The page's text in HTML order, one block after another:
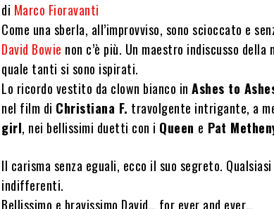
di Marco Fioravanti
Come una sberla, all’improvviso, sono scioccato e
David Bowie non c’è più. Un maestro indiscusso della
quale tanti si sono ispirati.
Lo ricordo vestito da clown bianco inAshes to
nel film di Christiana F. travolgente intrigante, a
girl, nei bellissimi duetti con i Queen e Pat
Il carisma senza eguali, ecco il suo segreto.
indifferenti.
Bellissimo e bravissimo David… for ever and ever…